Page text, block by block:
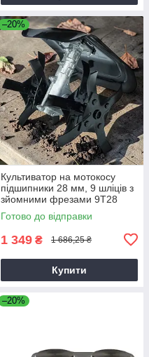
–20%
Культиватор на мотокосу
підшипники 28 мм, 9 шліців з
зйомними фрезами 9T28
Готово до відправки
1 349 ₴ 1 686,25 ₴
Купити
–20%